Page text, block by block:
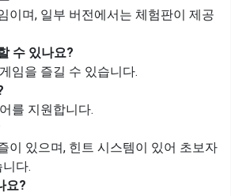
이며, 일부 버전에서는 체험판이 제공
수 있나요?
임을 즐길 수 있습니다.
를 지원합니다.
이 있으며, 힌트 시스템이 있어 초보자
다.
요?